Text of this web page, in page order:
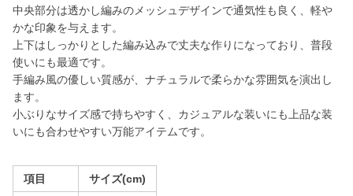
中央部分は透かし編みのメッシュデザインで通気性も良く、軽や
かな印象を与えます。
上下はしっかりとした編み込みで丈夫な作りになっており、普段
使いにも最適です。
手編み風の優しい質感が、ナチュラルで柔らかな雰囲気を演出し
ます。
小ぶりなサイズ感で持ちやすく、カジュアルな装いにも上品な装
いにも合わせやすい万能アイテムです。
項目 サイズ(cm)